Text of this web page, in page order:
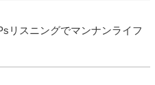
リスニングでマンナンライフ